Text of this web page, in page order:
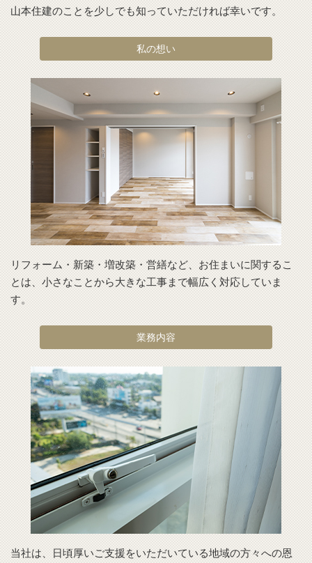
山本住建のことを少しでも知っていただければ幸いです。
私の想い
リフォーム・新築・増改築・営繕など、お住まいに関するこ
とは、小さなことから大きな工事まで幅広く対応していま
す。
業務内容
当社は、日頃厚いご支援をいただいている地域の方々への恩